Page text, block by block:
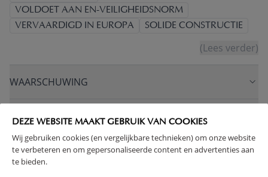
DEZE WEBSITE MAAKT GEBRUIK VAN COOKIES
Wij gebruiken cookies (en vergelijkbare technieken) om onze website
te verbeteren en om gepersonaliseerde content en advertenties aan
te bieden.
VOLDOET AAN EN-VEILIGHEIDSNORM
VERVAARDIGD IN EUROPA
SOLIDE CONSTRUCTIE
(Lees verder)
WAARSCHUWING
PRODUCTEIGENSCHAPPEN
PLUS- EN MINPUNTEN